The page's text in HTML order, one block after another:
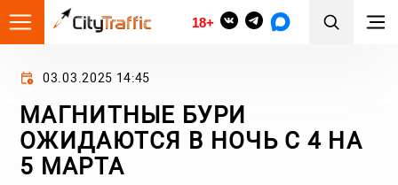
18+
03.03.2025 14:45
МАГНИТНЫЕ БУРИ
ОЖИДАЮТСЯ В НОЧЬ С 4 НА
5 МАРТА